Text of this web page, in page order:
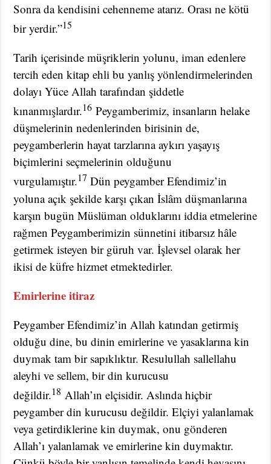
Sonra da kendisini cehenneme atarız. Orası ne kötü
bir yerdir.”15
Tarih içerisinde müşriklerin yolunu, iman edenlere
tercih eden kitap ehli bu yanlış yönlendirmelerinden
dolayı Yüce Allah tarafından şiddetle
kınanmışlardır.16 Peygamberimiz, insanların helake
düşmelerinin nedenlerinden birisinin de,
peygamberlerin hayat tarzlarına aykırı yaşayış
biçimlerini seçmelerinin olduğunu
vurgulamıştır.17Dün peygamber Efendimiz’in
yoluna açık şekilde karşı çıkan İslâm düşmanlarına
karşın bugün Müslüman olduklarını iddia etmelerine
rağmen Peygamberimizin sünnetini itibarsız hâle
getirmek isteyen bir güruh var. İşlevsel olarak her
ikisi de küfre hizmet etmektedirler.
Emirlerine itiraz
Peygamber Efendimiz’in Allah katından getirmiş
olduğu dine, bu dinin emirlerine ve yasaklarına kin
duymak tam bir sapıklıktır. Resulullah sallellahu
aleyhi ve sellem, bir din kurucusu
değildir.18 Allah’ın elçisidir. Aslında hiçbir
peygamber din kurucusu değildir. Elçiyi yalanlamak
veya getirdiklerine kin duymak, onu gönderen
Allah’ı yalanlamak ve emirlerine kin duymaktır.